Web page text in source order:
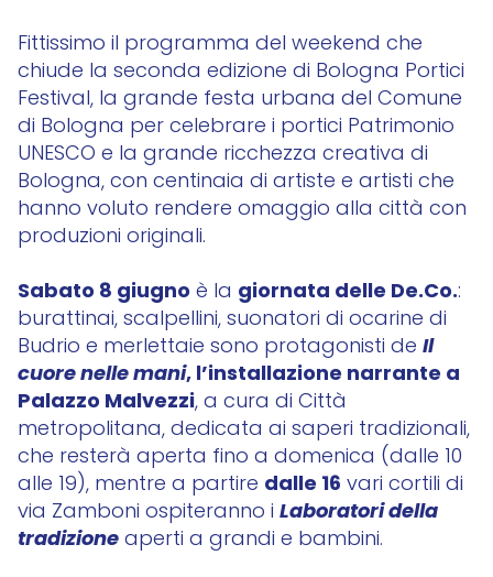
Fittissimo il programma del weekend che
chiude la seconda edizione di Bologna Portici
Festival, la grande festa urbana del Comune
di Bologna per celebrare i portici Patrimonio
UNESCO e la grande ricchezza creativa di
Bologna, con centinaia di artiste e artisti che
hanno voluto rendere omaggio alla città con
produzioni originali.
Sabato 8 giugno è la giornata delle De.Co.:
burattinai, scalpellini, suonatori di ocarine di
Budrio e merlettaie sono protagonisti de Il
cuore nelle mani, l’installazione narrante a
Palazzo Malvezzi, a cura di Città
metropolitana, dedicata ai saperi tradizionali,
che resterà aperta fino a domenica (dalle 10
alle 19), mentre a partire dalle 16 vari cortili di
via Zamboni ospiteranno i Laboratori della
tradizioneaperti a grandi e bambini.